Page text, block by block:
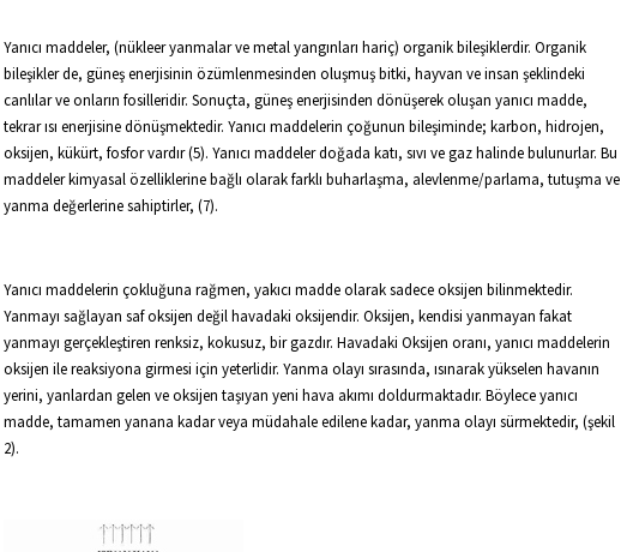
Yanıcı maddeler, (nükleer yanmalar ve metal yangınları hariç) organik bileşiklerdir. Organik
bileşikler de, güneş enerjisinin özümlenmesinden oluşmuş bitki, hayvan ve insan şeklindeki
canlılar ve onların fosilleridir. Sonuçta, güneş enerjisinden dönüşerek oluşan yanıcı madde,
tekrar ısı enerjisine dönüşmektedir. Yanıcı maddelerin çoğunun bileşiminde; karbon, hidrojen,
oksijen, kükürt, fosfor vardır (5). Yanıcı maddeler doğada katı, sıvı ve gaz halinde bulunurlar. Bu
maddeler kimyasal özelliklerine bağlı olarak farklı buharlaşma, alevlenme/parlama, tutuşma ve
yanma değerlerine sahiptirler, (7).
Yanıcı maddelerin çokluğuna rağmen, yakıcı madde olarak sadece oksijen bilinmektedir.
Yanmayı sağlayan saf oksijen değil havadaki oksijendir. Oksijen, kendisi yanmayan fakat
yanmayı gerçekleştiren renksiz, kokusuz, bir gazdır. Havadaki Oksijen oranı, yanıcı maddelerin
oksijen ile reaksiyona girmesi için yeterlidir. Yanma olayı sırasında, ısınarak yükselen havanın
yerini, yanlardan gelen ve oksijen taşıyan yeni hava akımı doldurmaktadır. Böylece yanıcı
madde, tamamen yanana kadar veya müdahale edilene kadar, yanma olayı sürmektedir, (şekil
2).